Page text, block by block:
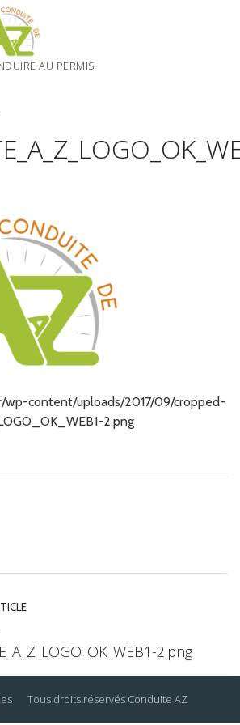
AU PERMIS
wp-content/uploads/2017/09/cropped-
2.png
2.png
Tous droits réservés Conduite AZ